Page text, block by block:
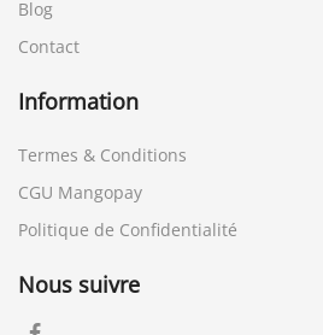
Blog
Contact
Information
Termes & Conditions
CGU Mangopay
Politique de Confidentialité
Nous suivre